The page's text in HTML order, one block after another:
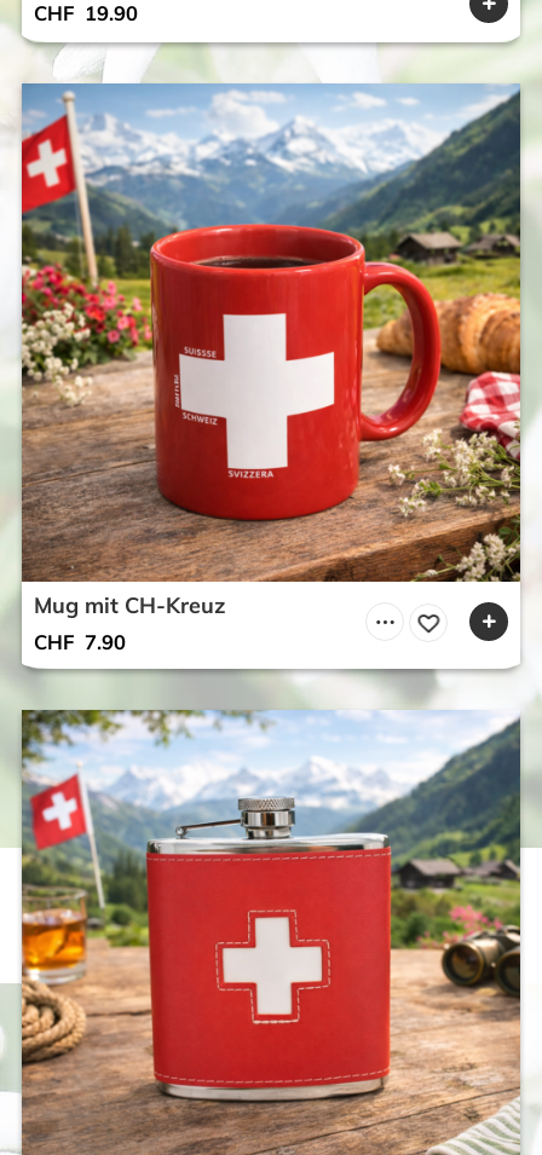
CHF 19.90
Mug mit CH-Kreuz
CHF 7.90